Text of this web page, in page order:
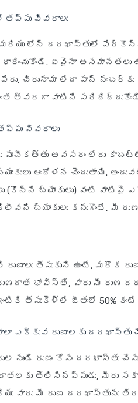
వివరాలు
లోన్ దరఖాస్తులో
ఏవైనా అసమానతలు
చిరునామా లేదా పాన్ నంబర్‌కు
త్వరగా వాటిని
వివరాలు
పూచీకత్తు అవసరం లేదు
ఆందోళన చెందుతాయి.
(కొన్ని బ్యాంకులు) వంటి
బ్యాంకులు కనుగొంటే, మీ
తీసుకుని ఉంటే, మరొక
భావిస్తే, వారు మీ రుణ
తీసుకెళ్లే జీతంలో 50%
ఎక్కువ రుణాలకు దరఖాస్తు
నుండి రుణం కోసం దరఖాస్తు
తెలిసినప్పుడు,
వారు మీ రుణ దరఖాస్తును